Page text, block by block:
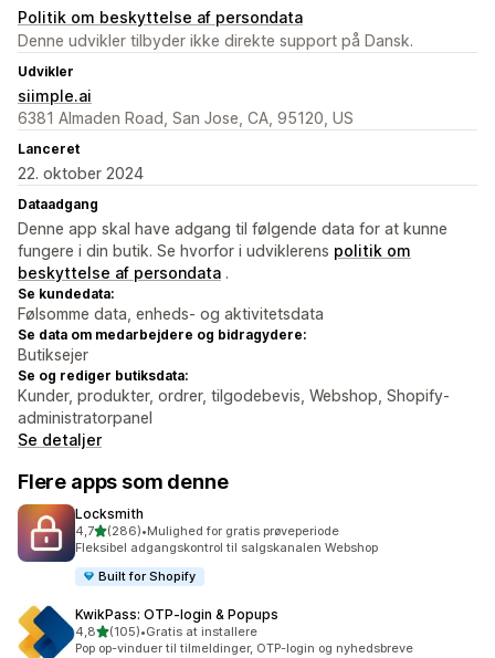
Politik om beskyttelse af persondata
Denne udvikler tilbyder ikke direkte support på Dansk.
Udvikler
siimple.ai
6381 Almaden Road, San Jose, CA, 95120, US
Lanceret
22. oktober 2024
Dataadgang
Denne app skal have adgang til følgende data for at kunne
fungere i din butik. Se hvorfor i udviklerens politik om
beskyttelse af persondata .
Se kundedata:
Følsomme data, enheds- og aktivitetsdata
Se data om medarbejdere og bidragydere:
Butiksejer
Se og rediger butiksdata:
Kunder, produkter, ordrer, tilgodebevis, Webshop, Shopify-
administratorpanel
Se detaljer
Flere apps som denne
Locksmith
4,7ud af 5 stjerner
(286)
286 anmeldelser i alt
•Mulighed for gratis prøveperiode
Fleksibel adgangskontrol til salgskanalen Webshop
Built for Shopify
KwikPass: OTP‑login & Popups
4,8ud af 5 stjerner
(105)
105 anmeldelser i alt
•Gratis at installere
Pop op-vinduer til tilmeldinger, OTP-login og nyhedsbreve